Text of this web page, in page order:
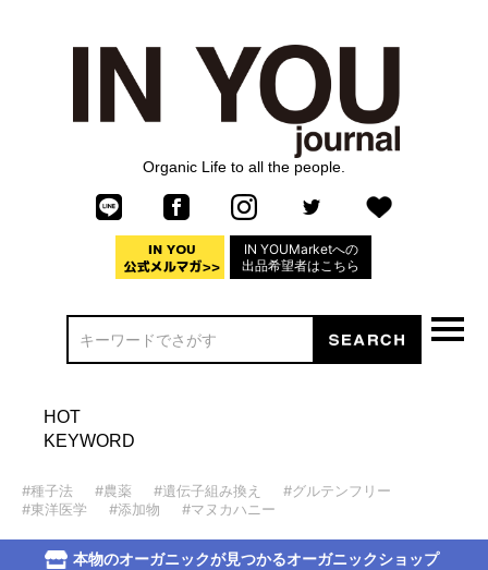
Organic Life to all the people.
IN YOUMarketへの
出品希望者はこちら
HOT
KEYWORD
#種子法 #農薬 #遺伝子組み換え
#グルテンフリー
#東洋医学
#添加物 #マヌカハニー
本物のオーガニックが見つかるオーガニックショップ